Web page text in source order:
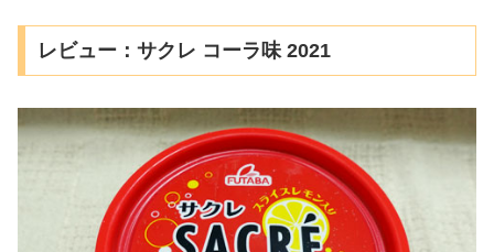
レビュー：サクレ コーラ味 2021